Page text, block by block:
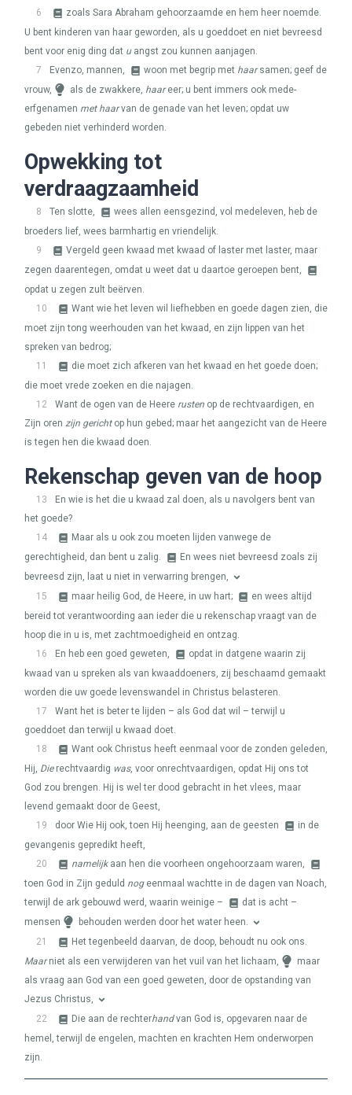
6
zoals Sara Abraham gehoorzaamde en hem heer noemde.
U bent kinderen van haar geworden, als u goeddoet en niet bevreesd
bent voor enig ding dat uangst zou kunnen aanjagen.
7
Evenzo, mannen, woon met begrip met haarsamen; geef de
vrouw,
als de zwakkere, haareer; u bent immers ook mede-
erfgenamen met haarvan de genade van het leven; opdat uw
gebeden niet verhinderd worden.
Opwekking tot
verdraagzaamheid
8 Ten slotte,
wees allen eensgezind, vol medeleven, heb de
broeders lief, wees barmhartig en vriendelijk.
9
Vergeld geen kwaad met kwaad of laster met laster, maar
zegen daarentegen, omdat u weet dat u daartoe geroepen bent,
opdat u zegen zult beërven.
10
Want wie het leven wil liefhebben en goede dagen zien, die
moet zijn tong weerhouden van het kwaad, en zijn lippen van het
spreken van bedrog;
11
die moet zich afkeren van het kwaad en het goede doen;
die moet vrede zoeken en die najagen.
12
Want de ogen van de Heere rusten op de rechtvaardigen, en
Zijn oren zijn gerichtop hun gebed; maar het aangezicht van de Heere
is tegen hen die kwaad doen.
Rekenschap geven van de hoop
13
En wie is het die u kwaad zal doen, als u navolgers bent van
het goede?
14
Maar als u ook zou moeten lijden vanwege de
gerechtigheid, dan bent u zalig.
En wees niet bevreesd zoals zij
bevreesd zijn, laat u niet in verwarring brengen,
15
maar heilig God, de Heere, in uw hart;
en wees altijd
bereid tot verantwoording aan ieder die u rekenschap vraagt van de
hoop die in u is, met zachtmoedigheid en ontzag.
16
En heb een goed geweten,
opdat in datgene waarin zij
kwaad van u spreken als van kwaaddoeners, zij beschaamd gemaakt
worden die uw goede levenswandel in Christus belasteren.
17
Want het is beter te lijden – als God dat wil – terwijl u
goeddoet dan terwijl u kwaad doet.
18
Want ook Christus heeft eenmaal voor de zonden geleden,
Hij, Dierechtvaardig was, voor onrechtvaardigen, opdat Hij ons tot
God zou brengen. Hij is wel ter dood gebracht in het vlees, maar
levend gemaakt door de Geest,
19
door Wie Hij ook, toen Hij heenging, aan de geesten
in de
gevangenis gepredikt heeft,
20
namelijkaan hen die voorheen ongehoorzaam waren,
toen God in Zijn geduld nogeenmaal wachtte in de dagen van Noach,
terwijl de ark gebouwd werd, waarin weinige –
dat is acht –
mensen
behouden werden door het water heen.
21
Het tegenbeeld daarvan, de doop, behoudt nu ook ons.
Maarniet als een verwijderen van het vuil van het lichaam,
maar
als vraag aan God van een goed geweten, door de opstanding van
Jezus Christus,
22
Die aan de rechterhandvan God is, opgevaren naar de
hemel, terwijl de engelen, machten en krachten Hem onderworpen
zijn.